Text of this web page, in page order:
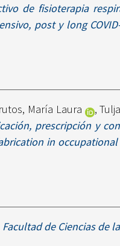
de fisioterapia
post y long
María Laura ,
prescripción y
in
de Ciencias de